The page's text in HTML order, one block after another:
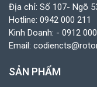
Địa chỉ: Số 107- Ngõ
Hotline: 0942 000 211
Kinh Doanh: - 0912
Email:
SẢN PHẨM